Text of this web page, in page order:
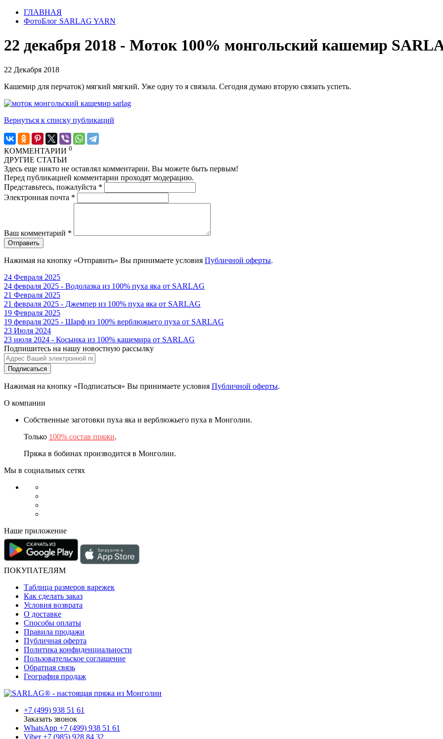
ГЛАВНАЯ
ФотоБлог SARLAG YARN
22 декабря 2018 - Моток 100% монгольский кашемир
22 Декабря 2018
Кашемир для перчаток) мягкий мягкий. Уже одну то я связала. Сегодня думаю вторую связать успеть.
Вернуться к списку публикаций
КОММЕНТАРИИ 0
ДРУГИЕ СТАТЬИ
Здесь еще никто не оставлял комментарии. Вы можете быть первым!
Перед публикацией комментарии проходят модерацию.
Представьтесь, пожалуйста *
Электронная почта *
Ваш комментарий *
Отправить
Нажимая на кнопку «Отправить» Вы принимаете условия Публичной оферты.
24 Февраля 2025
24 февраля 2025 - Водолазка из 100% пуха яка от SARLAG
21 Февраля 2025
21 февраля 2025 - Джемпер из 100% пуха яка от SARLAG
19 Февраля 2025
19 февраля 2025 - Шарф из 100% верблюжьего пуха от SARLAG
23 Июля 2024
23 июля 2024 - Косынка из 100% кашемира от SARLAG
Подпишитесь на нашу новостную рассылку
Подписаться
Нажимая на кнопку «Подписаться» Вы принимаете условия Публичной оферты.
О компании
Собственные заготовки пуха яка и верблюжьего пуха в Монголии.
Только 100% состав пряжи.
Пряжа в бобинах производится в Монголии.
Мы в социальных сетях
Наше приложение
ПОКУПАТЕЛЯМ
Таблица размеров варежек
Как сделать заказ
Условия возврата
О доставке
Способы оплаты
Правила продажи
Публичная оферта
Политика конфиденциальности
Пользовательское соглашение
Обратная связь
География продаж
+7 (499) 938 51 61
Заказать звонок
WhatsApp +7 (499) 938 51 61
Viber +7 (985) 928 84 32